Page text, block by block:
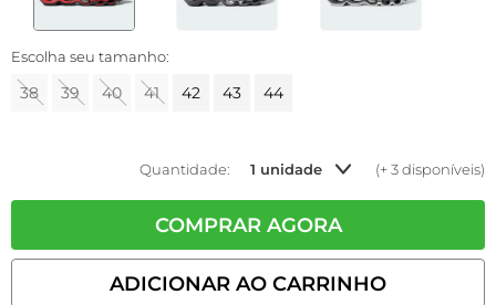
Escolha seu tamanho:
38 39 40 41 42 43 44
Quantidade: 1 unidade (+ 3 disponíveis)
COMPRAR AGORA
ADICIONAR AO CARRINHO